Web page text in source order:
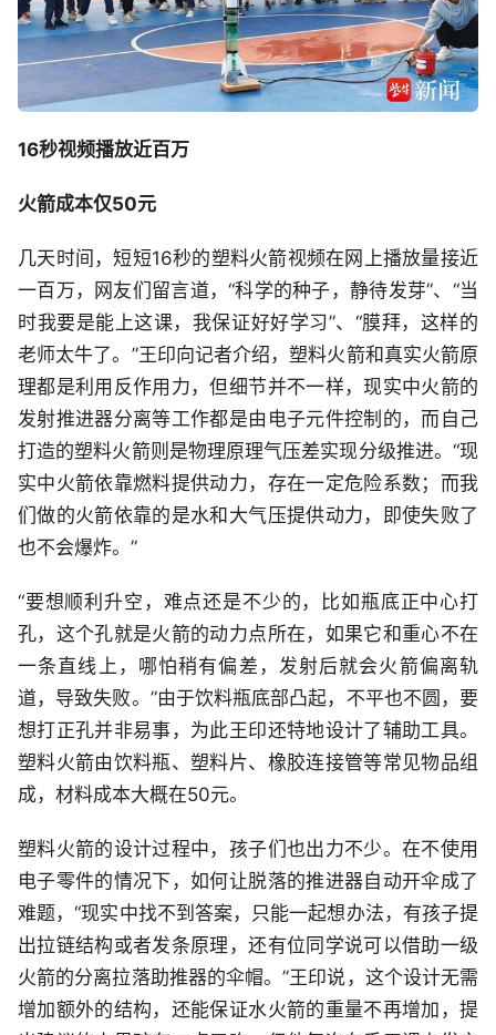
16秒视频播放近百万
火箭成本仅50元
几天时间，短短16秒的塑料火箭视频在网上播放量接近
一百万，网友们留言道，“科学的种子，静待发芽”、“当
时我要是能上这课，我保证好好学习”、“膜拜，这样的
老师太牛了。”王印向记者介绍，塑料火箭和真实火箭原
理都是利用反作用力，但细节并不一样，现实中火箭的
发射推进器分离等工作都是由电子元件控制的，而自己
打造的塑料火箭则是物理原理气压差实现分级推进。“现
实中火箭依靠燃料提供动力，存在一定危险系数；而我
们做的火箭依靠的是水和大气压提供动力，即使失败了
也不会爆炸。”
“要想顺利升空，难点还是不少的，比如瓶底正中心打
孔，这个孔就是火箭的动力点所在，如果它和重心不在
一条直线上，哪怕稍有偏差，发射后就会火箭偏离轨
道，导致失败。”由于饮料瓶底部凸起，不平也不圆，要
想打正孔并非易事，为此王印还特地设计了辅助工具。
塑料火箭由饮料瓶、塑料片、橡胶连接管等常见物品组
成，材料成本大概在50元。
塑料火箭的设计过程中，孩子们也出力不少。在不使用
电子零件的情况下，如何让脱落的推进器自动开伞成了
难题，“现实中找不到答案，只能一起想办法，有孩子提
出拉链结构或者发条原理，还有位同学说可以借助一级
火箭的分离拉落助推器的伞帽。”王印说，这个设计无需
增加额外的结构，还能保证水火箭的重量不再增加，提